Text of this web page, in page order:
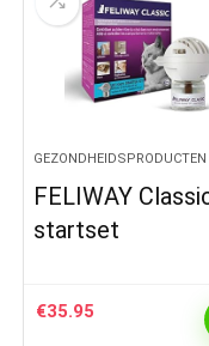
GEZONDHEIDSPRODUCTEN
FELIWAY
startset
€35.95